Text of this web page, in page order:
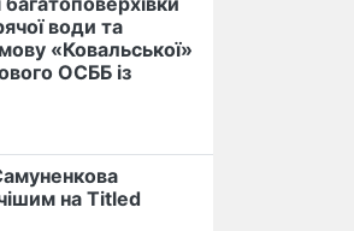
води та
«Ковальської»
ОСББ із
на Titled